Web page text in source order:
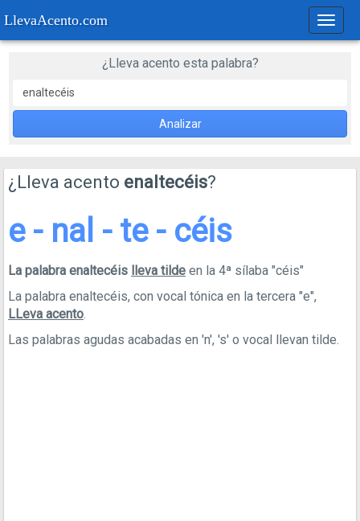
LlevaAcento.com
de
¿Lleva acento esta palabra?
Analizar
¿Lleva acento enaltecéis?
e - nal - te - céis
La palabra enaltecéis lleva tilde en la 4ª sílaba "céis"
La palabra enaltecéis, con vocal tónica en la tercera "e",
LLeva acento.
Las palabras agudas acabadas en 'n', 's' o vocal llevan tilde.